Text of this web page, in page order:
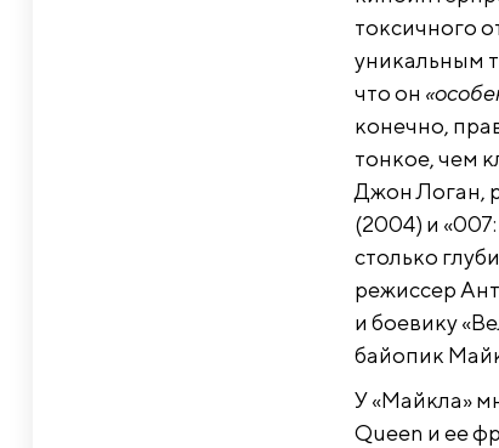
токсичного
уникальным
что он
конечно,
тонкое, чем
Джон Логан,
(2004) и
столько
режиссер
и боевику
байопик
У «Майкла»
Queen и ее